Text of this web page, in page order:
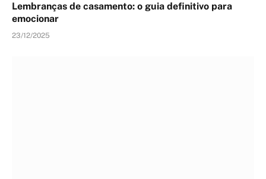
Lembranças de casamento: o guia definitivo para
emocionar
23/12/2025